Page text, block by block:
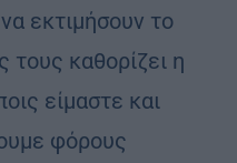
εκτιμήσουν το
τους καθορίζει η
είμαστε και
φόρους